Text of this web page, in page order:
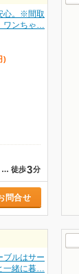
心。※間取
ワンちゃ…
)
… 徒歩3分
問合せ
ルはサー
一緒に暮…